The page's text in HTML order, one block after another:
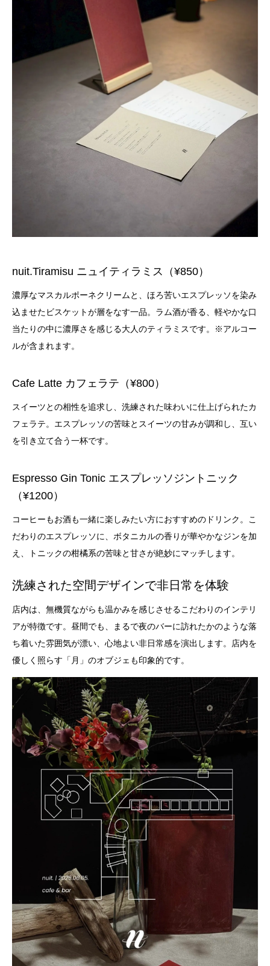
nuit.Tiramisu ニュイティラミス（¥850）
濃厚なマスカルポーネクリームと、ほろ苦いエスプレッソを染み
込ませたビスケットが層をなす一品。ラム酒が香る、軽やかな口
当たりの中に濃厚さを感じる大人のティラミスです。※アルコー
ルが含まれます。
Cafe Latte カフェラテ（¥800）
スイーツとの相性を追求し、洗練された味わいに仕上げられたカ
フェラテ。エスプレッソの苦味とスイーツの甘みが調和し、互い
を引き立て合う一杯です。
Espresso Gin Tonic エスプレッソジントニック
（¥1200）
コーヒーもお酒も一緒に楽しみたい方におすすめのドリンク。こ
だわりのエスプレッソに、ボタニカルの香りが華やかなジンを加
え、トニックの柑橘系の苦味と甘さが絶妙にマッチします。
洗練された空間デザインで非日常を体験
店内は、無機質ながらも温かみを感じさせるこだわりのインテリ
アが特徴です。昼間でも、まるで夜のバーに訪れたかのような落
ち着いた雰囲気が漂い、心地よい非日常感を演出します。店内を
優しく照らす「月」のオブジェも印象的です。